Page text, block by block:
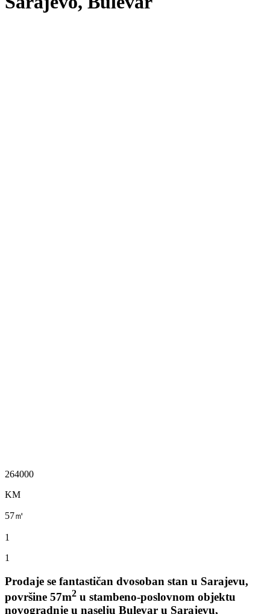
264000
KM
57㎡
1
1
Prodaje se fantastičan dvosoban stan u Sarajevu,
površine 57m2 u stambeno-poslovnom objektu
novogradnje u naselju Bulevar u Sarajevu,